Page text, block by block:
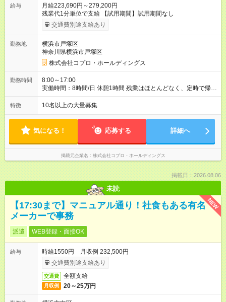
給与
月給223,690円～279,200円
残業代1分単位で支給 【試用期間】試用期間なし
交通費別途支給あり
勤務地
横浜市戸塚区
神奈川県横浜市戸塚区
株式会社コプロ・ホールディングス
勤務時間
8:00～17:00
実働時間：8時間/日 休憩1時間 残業はほとんどなく、定時で帰れ
る日が多い働き方です。 毎日の業務は進捗管理や事務が中心な
ので、 「今日やるべき仕事」が終われば、自然と区切りをつけ
方を大切にしています。
特徴 10名以上の大量募集
気になる！ 応募する 詳細へ
掲載元企業名 株式会社コプロ・ホールディングス
掲載日：2026.08.06
未読
NEW
【17:30まで】マニュアル通り！社食もある有名
メーカーで事務
派遣 WEB登録・面接OK
給与
時給1550円 月収例 232,500円
交通費別途支給あり
交通費 全額支給
月収例 20～25万円